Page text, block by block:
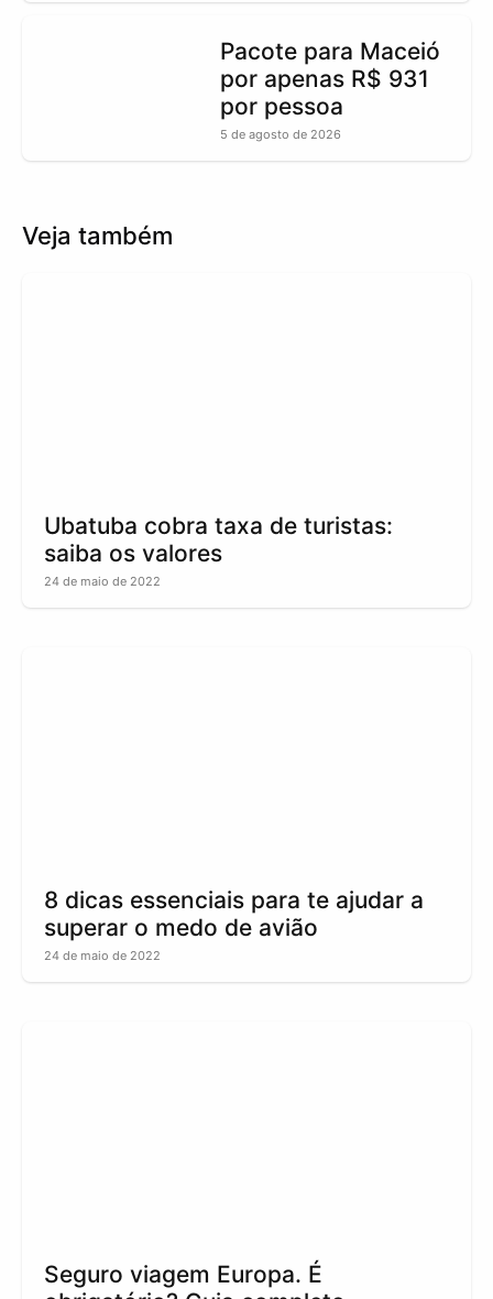
Pacote para Maceió
por apenas R$ 931
por pessoa
5 de agosto de 2026
Veja também
Ubatuba cobra taxa de turistas:
saiba os valores
24 de maio de 2022
8 dicas essenciais para te ajudar a
superar o medo de avião
24 de maio de 2022
Seguro viagem Europa. É